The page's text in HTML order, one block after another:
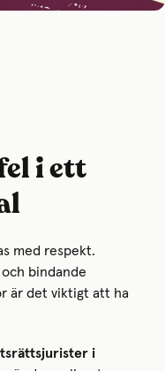
i ett
med respekt.
bindande
är det viktigt att ha
i